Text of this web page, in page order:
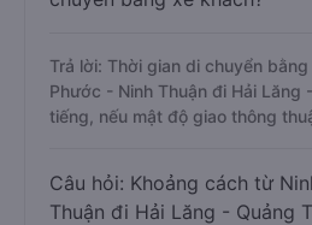
Trả lời: Thời gian di chuyển
Phước - Ninh Thuận đi Hải Lăng
tiếng, nếu mật độ giao thông
Câu hỏi: Khoảng cách từ
Thuận đi Hải Lăng - Quảng